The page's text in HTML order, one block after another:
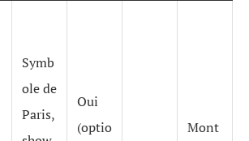
Symb
ole de
Paris,
Oui
(optio
Mont